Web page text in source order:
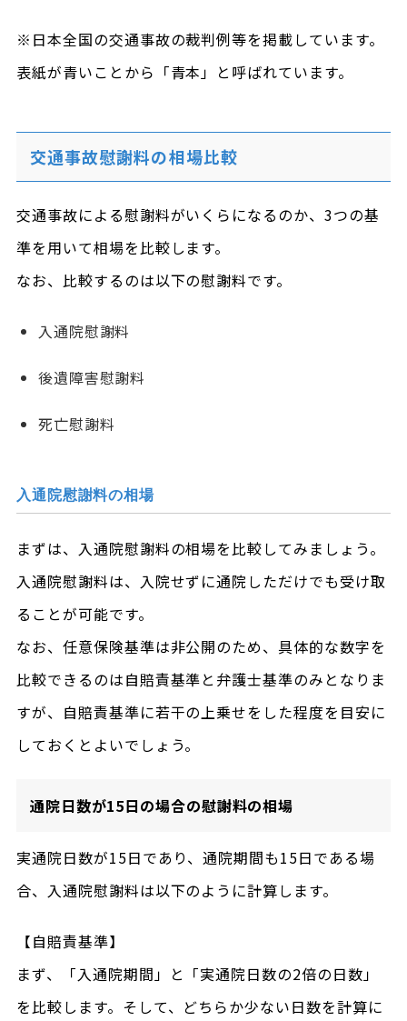
※日本全国の交通事故の裁判例等を掲載しています。
表紙が青いことから「青本」と呼ばれています。
交通事故慰謝料の相場比較
交通事故による慰謝料がいくらになるのか、3つの基
準を用いて相場を比較します。
なお、比較するのは以下の慰謝料です。
入通院慰謝料
後遺障害慰謝料
死亡慰謝料
入通院慰謝料の相場
まずは、入通院慰謝料の相場を比較してみましょう。
入通院慰謝料は、入院せずに通院しただけでも受け取
ることが可能です。
なお、任意保険基準は非公開のため、具体的な数字を
比較できるのは自賠責基準と弁護士基準のみとなりま
すが、自賠責基準に若干の上乗せをした程度を目安に
しておくとよいでしょう。
通院日数が15日の場合の慰謝料の相場
実通院日数が15日であり、通院期間も15日である場
合、入通院慰謝料は以下のように計算します。
【自賠責基準】
まず、「入通院期間」と「実通院日数の2倍の日数」
を比較します。そして、どちらか少ない日数を計算に